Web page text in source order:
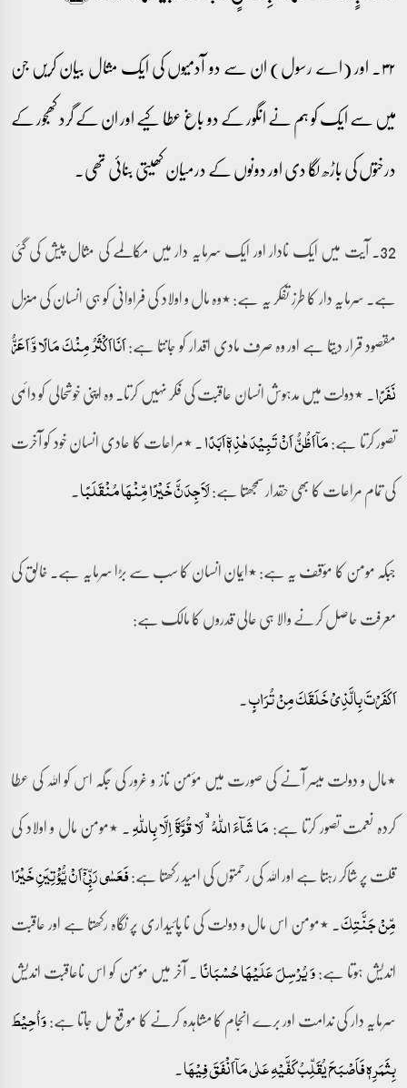
۳۲۔ اور (اے رسول) ان سے دو آدمیوں کی ایک مثال بیان کریں جن
میں سے ایک کو ہم نے انگور کے دو باغ عطا کیے اور ان کے گرد کھجور کے
درختوں کی باڑھ لگا دی اور دونوں کے درمیان کھیتی بنائی تھی۔
32۔ آیت میں ایک نادار اور ایک سرمایہ دار میں مکالمے کی مثال پیش کی گئی
ہے۔ سرمایہ دار کا طرز تفکر یہ ہے: ٭وہ مال و اولاد کی فراوانی کو ہی انسان کی منزل
مقصود قرار دیتا ہے اور وہ صرف مادی اقدار کو جانتا ہے:اَنَا اَکۡثَرُ مِنۡکَ مَالًا وَّ اَعَزُّ
نَفَرًا۔ ٭دولت میں مدہوش انسان عاقبت کی فکر نہیں کرتا۔ وہ اپنی خوشحالی کو دائمی
تصور کرتا ہے:مَاۤ اَظُنُّ اَنۡ تَبِیۡدَ ہٰذِہٖۤ اَبَدًا۔ ٭مراعات کا عادی انسان خود کو آخرت
کی تمام مراعات کا بھی حقدار سمجھتا ہے:لَاَجِدَنَّ خَیۡرًا مِّنۡہَا مُنۡقَلَبًا۔
جبکہ مومن کا مؤقف یہ ہے: ٭ایمان انسان کا سب سے بڑا سرمایہ ہے۔ خالق کی
معرفت حاصل کرنے والا ہی عالی قدروں کا مالک ہے:
اَکَفَرۡتَ بِالَّذِیۡ خَلَقَکَ مِنۡ تُرَابٍ۔
٭مال و دولت میسر آنے کی صورت میں مؤمن ناز و غرور کی جگہ اس کو اللہ کی عطا
کردہ نعمت تصور کرتا ہے:مَا شَآءَ اللّٰہُ ۙ لَا قُوَّۃَ اِلَّا بِاللّٰہِ۔ ٭مومن مال و اولاد کی
قلت پر شاکر رہتا ہے اور اللہ کی رحمتوں کی امید رکھتا ہے:فَعَسٰی رَبِّیۡۤ اَنۡ یُّؤۡتِیَنِ خَیۡرًا
مِّنۡ جَنَّتِکَ۔ ٭مومن اس مال و دولت کی نا پائیداری پر نگاہ رکھتا ہے اور عاقبت
اندیش ہوتا ہے:وَ یُرۡسِلَ عَلَیۡہَا حُسۡبَانًا۔ آخر میں مؤمن کو اس ناعاقبت اندیش
سرمایہ دار کی ندامت اور برے انجام کا مشاہدہ کرنے کا موقع مل جاتا ہے:وَ اُحِیۡطَ
بِثَمَرِہٖ فَاَصۡبَحَ یُقَلِّبُ کَفَّیۡہِ عَلٰی مَاۤ اَنۡفَقَ فِیۡہَا۔